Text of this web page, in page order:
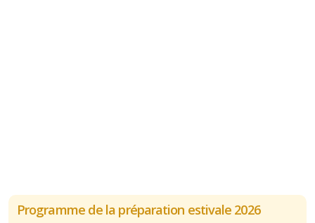
Programme de la préparation estivale 2026